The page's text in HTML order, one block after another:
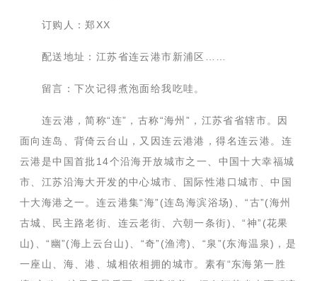
订购人：郑XX
配送地址：江苏省连云港市新浦区……
留言：下次记得煮泡面给我吃哇。
连云港，简称“连”，古称“海州”，江苏省省辖市。因
面向连岛、背倚云台山，又因连云港港，得名连云港。连
云港是中国首批14个沿海开放城市之一、中国十大幸福城
市、江苏沿海大开发的中心城市、国际性港口城市、中国
十大海港之一。连云港集“海”(连岛海滨浴场)、“古”(海州
古城、民主路老街、连云老街、六朝一条街)、“神”(花果
山)、“幽”(海上云台山)、“奇”(渔湾)、“泉”(东海温泉)，是
一座山、海、港、城相依相拥的城市。素有“东海第一胜